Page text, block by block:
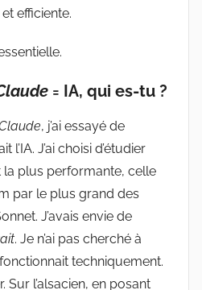
efficiente.
= IA, qui es-tu ?
, j’ai essayé de
l’IA. J’ai choisi d’étudier
plus performante, celle
par le plus grand des
J’avais envie de
. Je n’ai pas cherché à
techniquement.
Sur l’alsacien, en posant